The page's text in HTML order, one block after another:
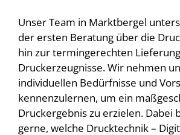
Unser Team in Marktbergel
der ersten Beratung über die
hin zur termingerechten
Druckerzeugnisse. Wir nehmen
individuellen Bedürfnisse und
kennenzulernen, um ein
Druckergebnis zu erzielen. Dabei
gerne, welche Drucktechnik –